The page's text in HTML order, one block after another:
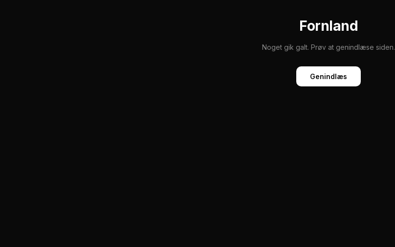
Fornland
Noget gik galt. Prøv at genindlæse siden.
Genindlæs